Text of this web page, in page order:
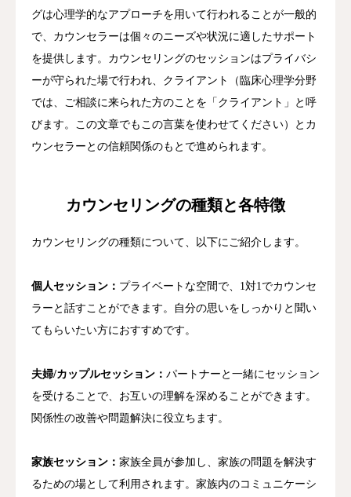
グは心理学的なアプローチを用いて行われることが一般的
で、カウンセラーは個々のニーズや状況に適したサポート
を提供します。カウンセリングのセッションはプライバシ
ーが守られた場で行われ、クライアント（臨床心理学分野
では、ご相談に来られた方のことを「クライアント」と呼
びます。この文章でもこの言葉を使わせてください）とカ
ウンセラーとの信頼関係のもとで進められます。
カウンセリングの種類と各特徴
カウンセリングの種類について、以下にご紹介します。
個人セッション： プライベートな空間で、1対1でカウンセ
ラーと話すことができます。自分の思いをしっかりと聞い
てもらいたい方におすすめです。
夫婦/カップルセッション： パートナーと一緒にセッション
を受けることで、お互いの理解を深めることができます。
関係性の改善や問題解決に役立ちます。
家族セッション： 家族全員が参加し、家族の問題を解決す
るための場として利用されます。家族内のコミュニケーシ